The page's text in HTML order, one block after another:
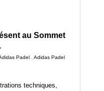
au Sommet
Padel ,Adidas Padel
techniques,